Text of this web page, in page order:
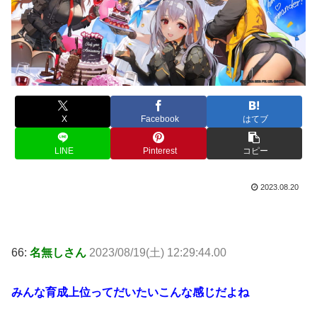
X Facebook はてブ
LINE Pinterest コピー
2023.08.20
66: 名無しさん 2023/08/19(土) 12:29:44.00
みんな育成上位ってだいたいこんな感じだよね